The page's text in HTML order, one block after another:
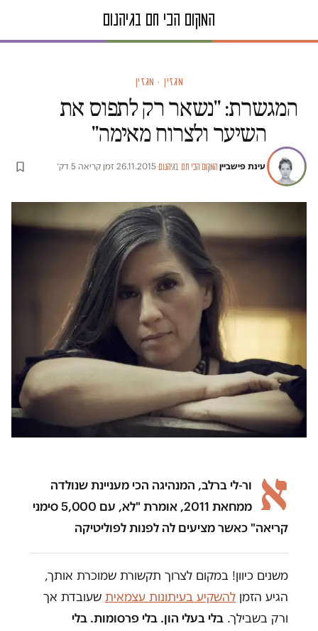
מגזין · מגזין
המגשרת: "נשאר רק לתפוס את
השיער ולצרוח מאימה"
עינת פישביין·המקום הכי חם בגיהנום·
26.11.2015
·זמן קריאה 5 דק׳
א
ור-לי ברלב, המנהיגה הכי מעניינת שנולדה
ממחאת 2011, אומרת "לא, עם 5,000 סימני
קריאה" כאשר מציעים לה לפנות לפוליטיקה
משנים כיוון! במקום לצרוך תקשורת שמוכרת אותך,
הגיע הזמן להשקיע בעיתונות עצמאית שעובדת אך
ורק בשבילך. בלי בעלי הון. בלי פרסומות. בלי